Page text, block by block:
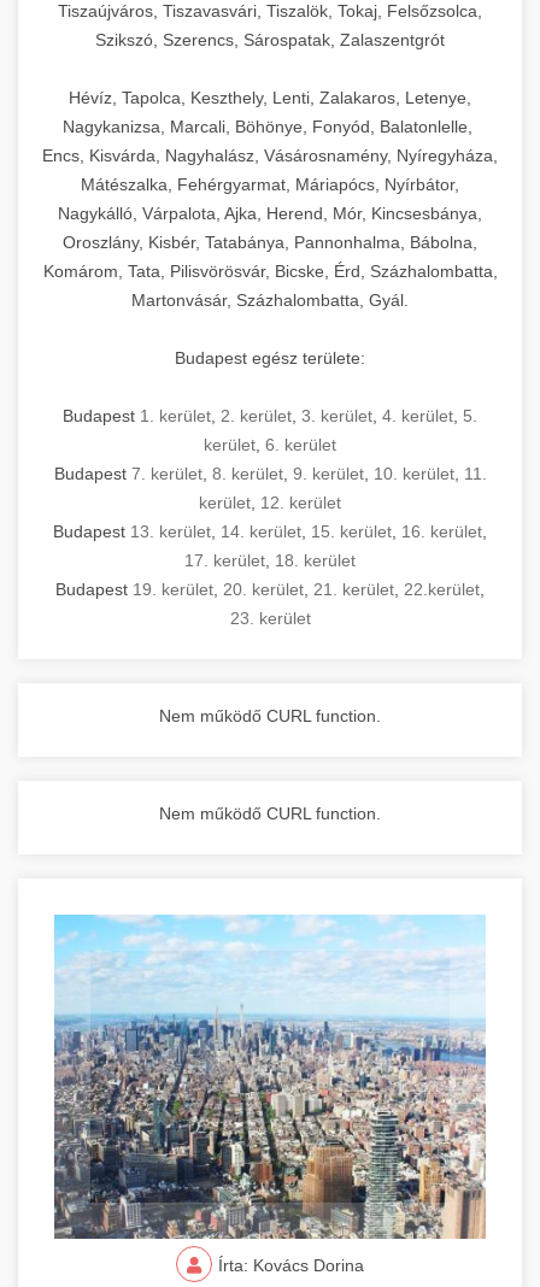
Tiszaújváros, Tiszavasvári, Tiszalök, Tokaj, Felsőzsolca,
Szikszó, Szerencs, Sárospatak, Zalaszentgrót
Hévíz, Tapolca, Keszthely, Lenti, Zalakaros, Letenye,
Nagykanizsa, Marcali, Böhönye, Fonyód, Balatonlelle,
Encs, Kisvárda, Nagyhalász, Vásárosnamény, Nyíregyháza,
Mátészalka, Fehérgyarmat, Máriapócs, Nyírbátor,
Nagykálló, Várpalota, Ajka, Herend, Mór, Kincsesbánya,
Oroszlány, Kisbér, Tatabánya, Pannonhalma, Bábolna,
Komárom, Tata, Pilisvörösvár, Bicske, Érd, Százhalombatta,
Martonvásár, Százhalombatta, Gyál.
Budapest egész területe:
Budapest 1. kerület 2. kerület 3. kerület 4. kerület 5.
kerület 6. kerület
Budapest 7. kerület, 8. kerület, 9. kerület, 10. kerület, 11.
kerület 12. kerület
Budapest 13. kerület 14. kerület 15. kerület 16. kerület
17. kerület 18. kerület
Budapest 19. kerület 20. kerület 21. kerület 22.kerület
23. kerület
Nem működő CURL function.
Nem működő CURL function.
Írta: Kovács Dorina